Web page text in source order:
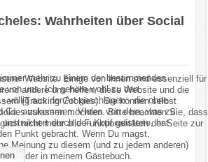
Wahrheiten über Social
mehr zu einem der bestimmenden
von uns. Ich gehöre wohl zu den
völlig aus der Art geschlagen - die ohne
Co. auskommen. Vieles von dem, was zu
durch den Kopf geisterte, hat
Punkt gebracht. Wenn Du magst,
Meinung zu diesem (und zu jedem anderen)
oder in meinem Gästebuch.
Website. Einige von ihnen sind essenziell für
andere uns helfen, diese Website und die
(Tracking Cookies). Sie können selbst
zulassen möchten. Bitte beachten Sie, dass
nicht mehr alle Funktionalitäten der Seite zur